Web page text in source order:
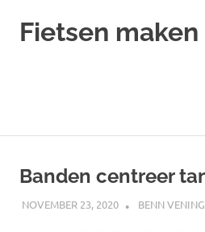
Fietsen
Banden centreer
NOVEMBER 23, 2020 BENN